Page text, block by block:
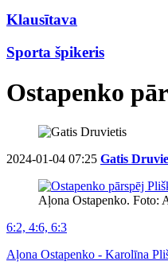
Klausītava
Sporta špikeris
Ostapenko
2024-01-04 07:25 Gatis
Aļona Ostapenko. Foto:
6:2, 4:6, 6:3
Aļona Ostapenko - Karolīna